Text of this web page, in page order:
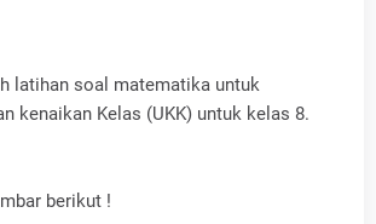
latihan soal matematika untuk
kenaikan Kelas (UKK) untuk kelas 8.
berikut !